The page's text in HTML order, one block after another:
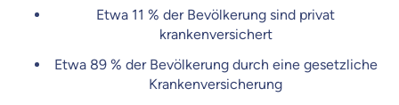
Etwa 11 % der Bevölkerung sind privat
krankenversichert
Etwa 89 % der Bevölkerung durch eine gesetzliche
Krankenversicherung